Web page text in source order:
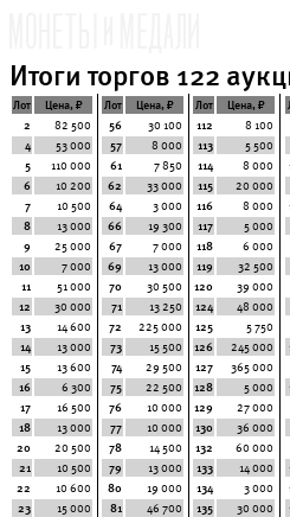
Итоги торгов 122
Лот
Цена, ₽
2
82 500
4
53 000
5
110 000
6
10 200
7
10 500
8
13 000
9
25 000
10
7 000
11
51 000
12
30 000
13
14 600
14
13 000
15
13 600
16
6 300
17
16 500
18
13 000
20
20 500
21
10 500
22
10 600
23
15 000
Лот
Цена, ₽
56
30 100
57
8 000
61
7 850
62
33 000
64
3 000
66
19 300
67
7 000
69
13 000
70
30 500
71
13 250
72
225 000
73
15 500
74
29 500
75
22 500
76
10 000
77
10 000
78
14 500
79
13 000
80
19 000
81
46 700
Лот
Цена, ₽
112
8 100
113
5 500
114
8 000
115
20 000
116
8 000
117
5 000
118
6 000
119
32 500
120
39 000
124
48 000
125
5 750
126
245 000
127
365 000
128
5 000
129
27 000
130
36 000
132
60 000
133
14 000
134
3 000
135
30 000